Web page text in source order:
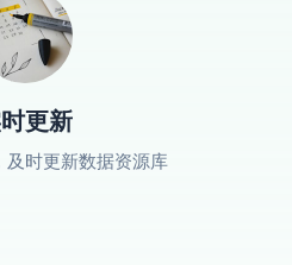
更新
及时更新数据资源库